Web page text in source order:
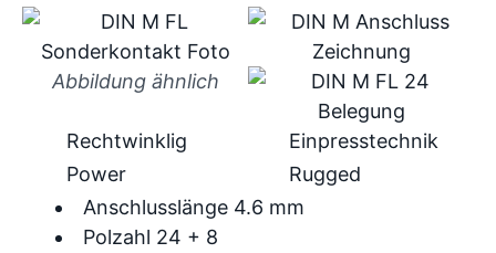
Abbildung ähnlich
Anschlusslänge 4.6 mm
Polzahl 24 + 8
Rechtwinklig
Einpresstechnik
Power
Rugged